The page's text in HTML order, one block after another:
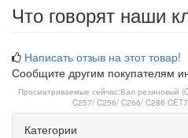
Что говорят наши
Написать отзыв на этот товар!
Сообщите другим покупателям
Просматриваемые сейчас:Вал резиновый
C257/ C256/ C266/ C286
Категории